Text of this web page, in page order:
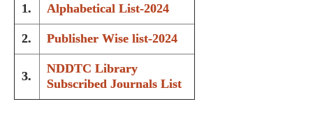
1. Alphabetical List-2024
2. Publisher Wise list-2024
3.
NDDTC Library
Subscribed Journals List